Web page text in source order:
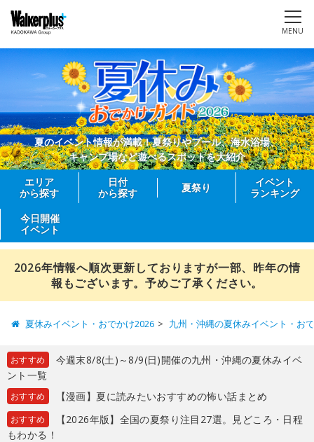
MENU
夏のイベント情報が満載！夏祭りやプール、海水浴場、
キャンプ場など遊べるスポットを大紹介
エリア
から探す
日付
から探す
夏祭り
イベント
ランキング
今日開催
イベント
2026年情報へ順次更新しておりますが一部、昨年の情
報もございます。予めご了承ください。
夏休みイベント・おでかけ2026 九州・沖縄の夏休みイベント・お
おすすめ
今週末8/8(土)～8/9(日)開催の九州・沖縄の夏休みイベ
ント一覧
おすすめ 【漫画】夏に読みたいおすすめの怖い話まとめ
おすすめ
【2026年版】全国の夏祭り注目27選。見どころ・日程
もわかる！